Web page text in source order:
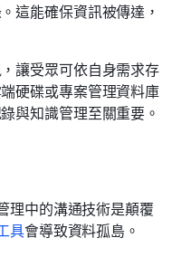
這能確保資訊被傳達，
讓受眾可依自身需求存
端硬碟或專案管理資料庫
與知識管理至關重要。
理中的溝通技術是顛覆
具會導致資料孤島。